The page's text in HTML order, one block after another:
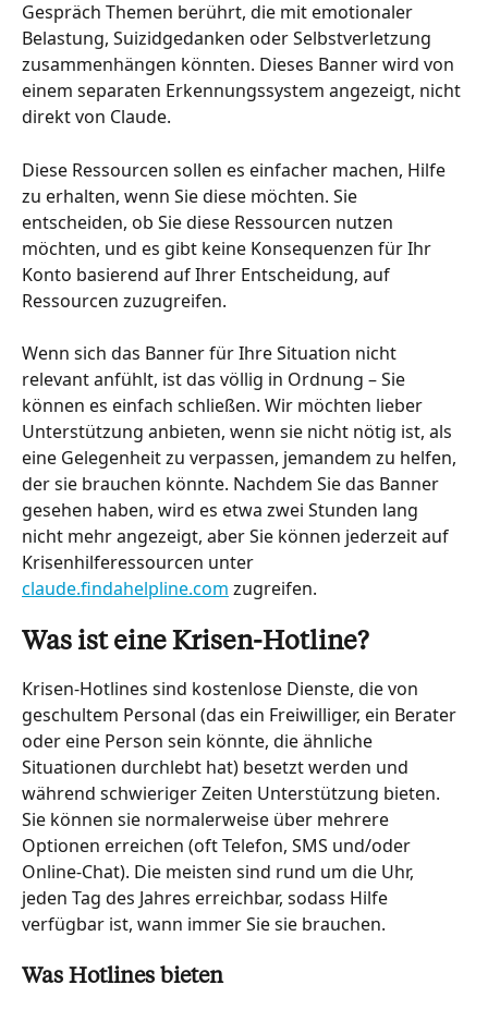
Gespräch Themen berührt, die mit emotionaler
Belastung, Suizidgedanken oder Selbstverletzung
zusammenhängen könnten. Dieses Banner wird von
einem separaten Erkennungssystem angezeigt, nicht
direkt von Claude.
Diese Ressourcen sollen es einfacher machen, Hilfe
zu erhalten, wenn Sie diese möchten. Sie
entscheiden, ob Sie diese Ressourcen nutzen
möchten, und es gibt keine Konsequenzen für Ihr
Konto basierend auf Ihrer Entscheidung, auf
Ressourcen zuzugreifen.
Wenn sich das Banner für Ihre Situation nicht
relevant anfühlt, ist das völlig in Ordnung – Sie
können es einfach schließen. Wir möchten lieber
Unterstützung anbieten, wenn sie nicht nötig ist, als
eine Gelegenheit zu verpassen, jemandem zu helfen,
der sie brauchen könnte. Nachdem Sie das Banner
gesehen haben, wird es etwa zwei Stunden lang
nicht mehr angezeigt, aber Sie können jederzeit auf
Krisenhilferessourcen unter
claude.findahelpline.com zugreifen.
Was ist eine Krisen-Hotline?
Krisen-Hotlines sind kostenlose Dienste, die von
geschultem Personal (das ein Freiwilliger, ein Berater
oder eine Person sein könnte, die ähnliche
Situationen durchlebt hat) besetzt werden und
während schwieriger Zeiten Unterstützung bieten.
Sie können sie normalerweise über mehrere
Optionen erreichen (oft Telefon, SMS und/oder
Online-Chat). Die meisten sind rund um die Uhr,
jeden Tag des Jahres erreichbar, sodass Hilfe
verfügbar ist, wann immer Sie sie brauchen.
Was Hotlines bieten